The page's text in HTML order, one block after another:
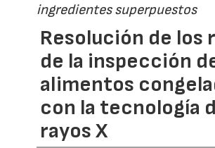
ingredientes superpuestos
Resolución de los
de la inspección
alimentos
con la tecnología
rayos X